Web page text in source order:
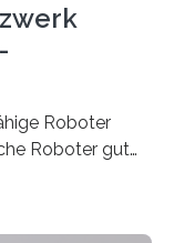
Roboter
Roboter gut
Curie